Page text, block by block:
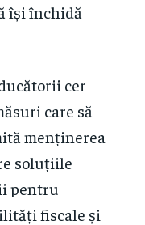
își închidă
cer
care să
menținerea
soluțiile
pentru
fiscale și